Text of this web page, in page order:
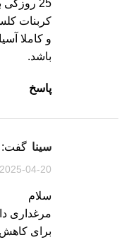
25 روزگی به بعد 0/8-0/9 %
کربنات
و کاملا
باشد.
پاسخ
سینا گفت:
2025-04-20 در 14:46
سلام
مرغداری
برای